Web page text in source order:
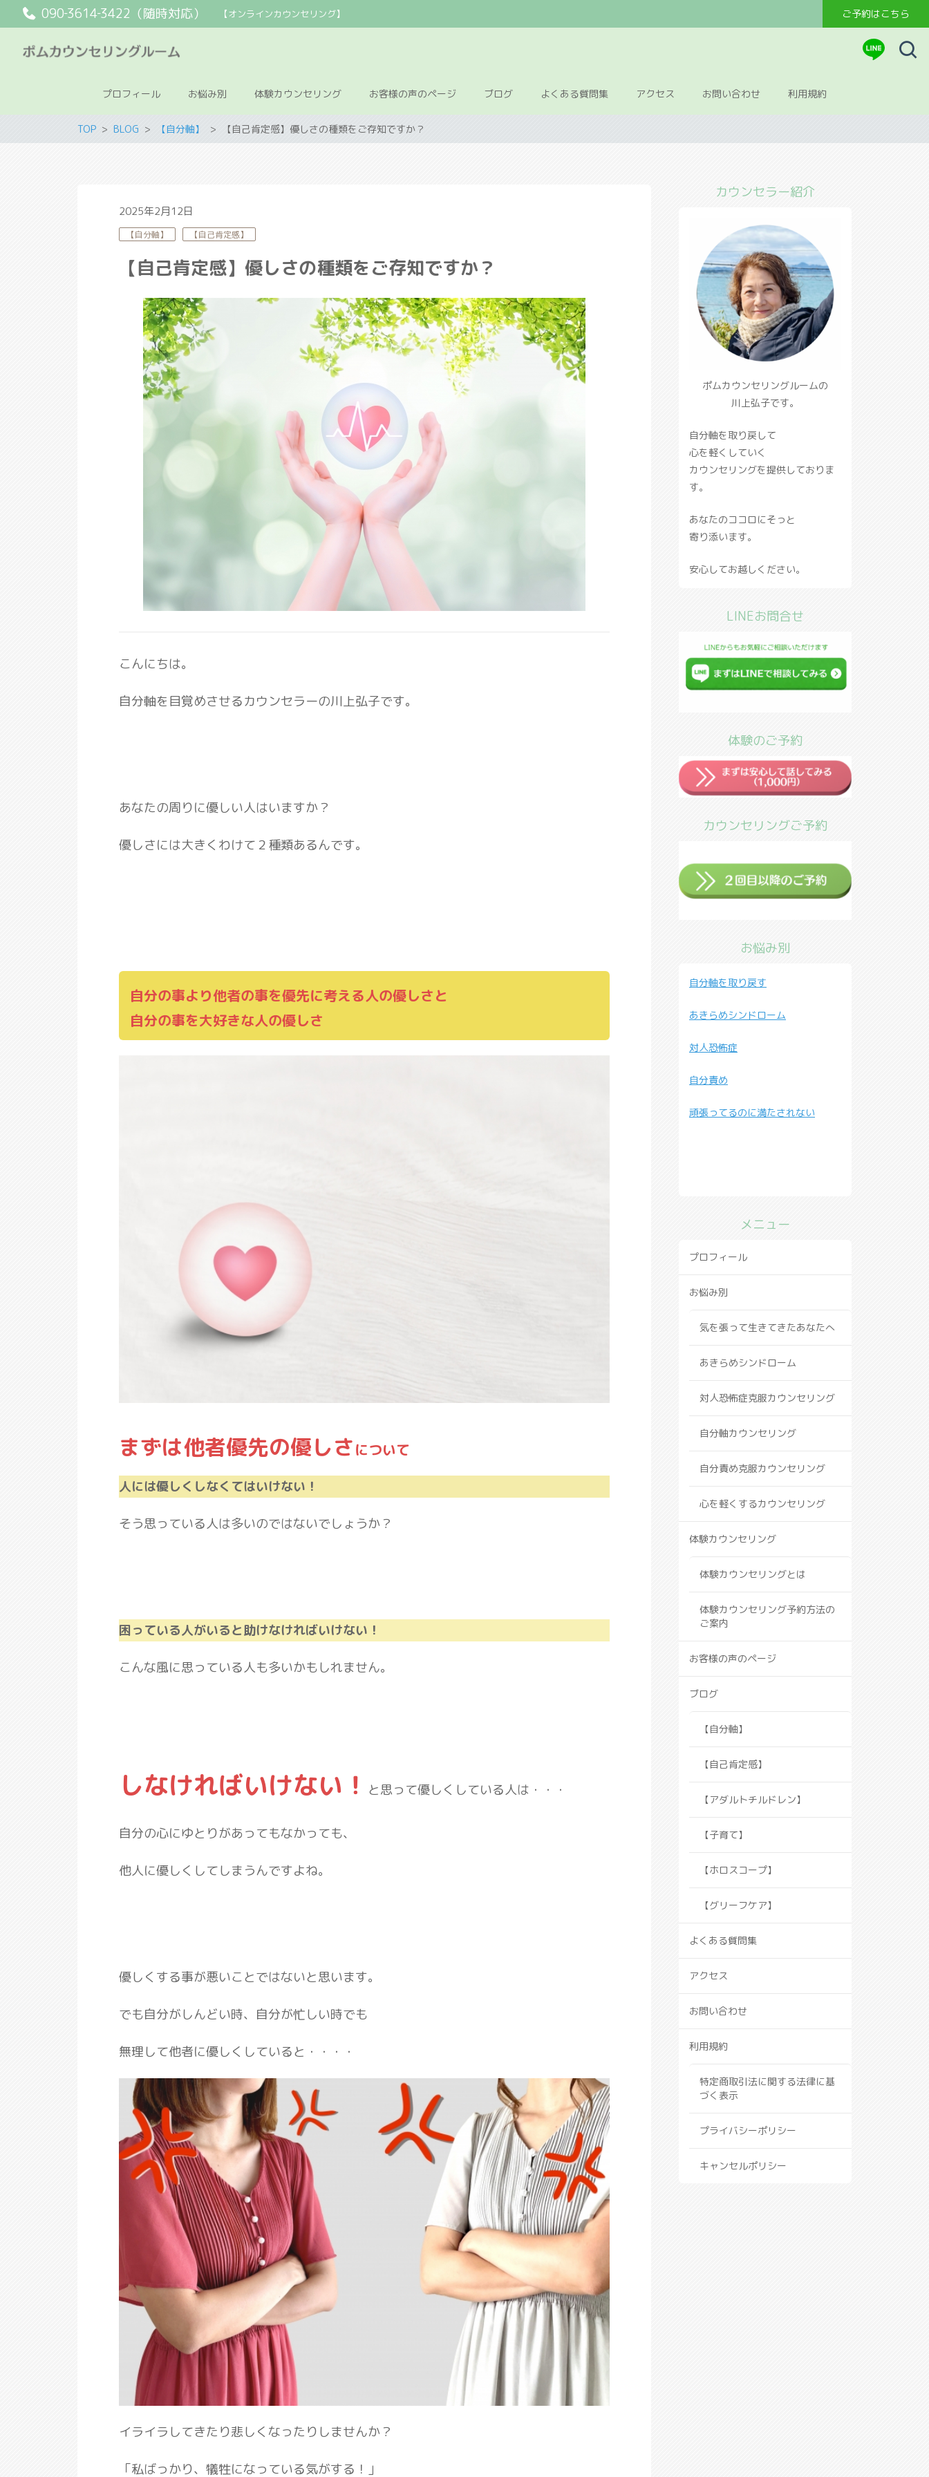
090‐3614‐3422（随時対応） 【オンラインカウンセリング】 ご予約はこちら
プロフィール お悩み別 体験カウンセリング お客様の声のページ ブログ よくある質問集 アクセス お問い合わせ 利用規約
TOP BLOG 【自分軸】 【自己肯定感】優しさの種類をご存知ですか？
2025年2月12日
【自分軸】 【自己肯定感】
【自己肯定感】優しさの種類をご存知ですか？
こんにちは。
自分軸を目覚めさせるカウンセラーの川上弘子です。
あなたの周りに優しい人はいますか？
優しさには大きくわけて２種類あるんです。
自分の事より他者の事を優先に考える人の優しさと
自分の事を大好きな人の優しさ
まずは他者優先の優しさについて
人には優しくしなくてはいけない！
そう思っている人は多いのではないでしょうか？
困っている人がいると助けなければいけない！
こんな風に思っている人も多いかもしれません。
しなければいけない！ と思って優しくしている人は・・・
自分の心にゆとりがあってもなかっても、
他人に優しくしてしまうんですよね。
優しくする事が悪いことではないと思います。
でも自分がしんどい時、自分が忙しい時でも
無理して他者に優しくしていると・・・・
イライラしてきたり悲しくなったりしませんか？
「私ばっかり、犠牲になっている気がする！」
カウンセラー紹介
ポムカウンセリングルームの
川上弘子です。
自分軸を取り戻して
心を軽くしていく
カウンセリングを提供しておりま
す。
あなたのココロにそっと
寄り添います。
安心してお越しください。
LINEお問合せ
体験のご予約
カウンセリングご予約
お悩み別
自分軸を取り戻す
あきらめシンドローム
対人恐怖症
自分責め
頑張ってるのに満たされない
メニュー
プロフィール
お悩み別
気を張って生きてきたあなたへ
あきらめシンドローム
対人恐怖症克服カウンセリング
自分軸カウンセリング
自分責め克服カウンセリング
心を軽くするカウンセリング
体験カウンセリング
体験カウンセリングとは
体験カウンセリング予約方法の
ご案内
お客様の声のページ
ブログ
【自分軸】
【自己肯定感】
【アダルトチルドレン】
【子育て】
【ホロスコープ】
【グリーフケア】
よくある質問集
アクセス
お問い合わせ
利用規約
特定商取引法に関する法律に基
づく表示
プライバシーポリシー
キャンセルポリシー